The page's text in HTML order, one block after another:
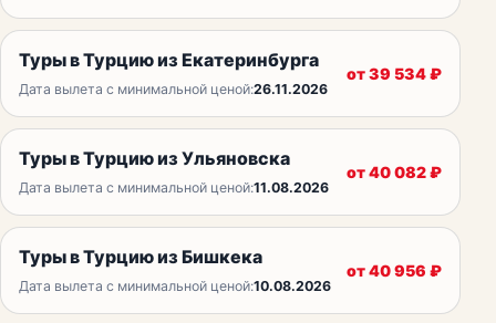
Туры в Турцию из Екатеринбурга
Дата вылета с минимальной ценой:26.11.2026
от39 534₽
Туры в Турцию из Ульяновска
Дата вылета с минимальной ценой:11.08.2026
от40 082₽
Туры в Турцию из Бишкека
Дата вылета с минимальной ценой:10.08.2026
от40 956 ₽